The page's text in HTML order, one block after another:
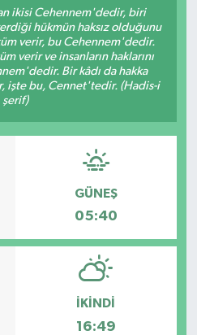
ikisi Cehennem'dedir, biri
hükmün haksız olduğunu
verir, bu Cehennem'dedir.
verir ve insanların haklarını
Bir kâdı da hakka
işte bu, Cennet'tedir. (Hadis-i
şerif)
GÜNEŞ
05:40
İKINDI
16:49